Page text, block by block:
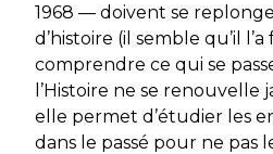
1968 — doivent se
d’histoire (il semble qu’il
comprendre ce qui se
l’Histoire ne se renouvelle
elle permet d’étudier les
dans le passé pour ne pas